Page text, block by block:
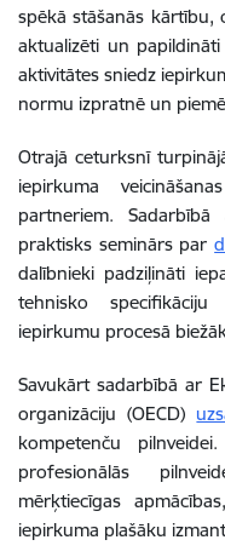
spēkā stāšanās
aktualizēti un
aktivitātes sniedz
normu izpratnē un
Otrajā ceturksnī
iepirkuma
partneriem.
praktisks seminārs par
dalībnieki padziļināti
tehnisko
iepirkumu procesā
Savukārt sadarbībā ar
organizāciju (OECD)
kompetenču
profesionālās
mērķtiecīgas
iepirkuma plašāku